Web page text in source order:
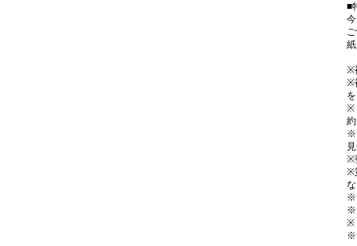
■
※
※
※
※
※
※
※
※
※
※